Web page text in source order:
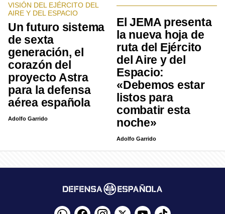
VISIÓN DEL EJÉRCITO DEL
AIRE Y DEL ESPACIO
Un futuro sistema
de sexta
generación, el
corazón del
proyecto Astra
para la defensa
aérea española
Adolfo Garrido
El JEMA presenta
la nueva hoja de
ruta del Ejército
del Aire y del
Espacio:
«Debemos estar
listos para
combatir esta
noche»
Adolfo Garrido